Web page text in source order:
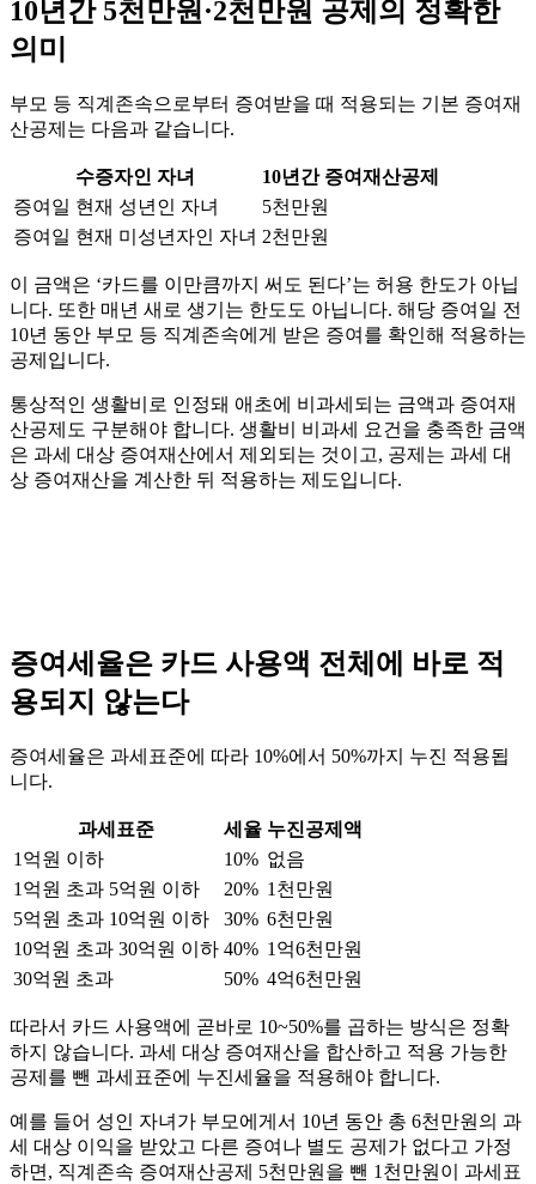
10년간 5천만원·2천만원 공제의 정확한
의미
부모 등 직계존속으로부터 증여받을 때 적용되는 기본 증여재
산공제는 다음과 같습니다.
수증자인 자녀
10년간 증여재산공제
증여일 현재 성년인 자녀
5천만원
증여일 현재 미성년자인 자녀 2천만원
이 금액은 ‘카드를 이만큼까지 써도 된다’는 허용 한도가 아닙
니다. 또한 매년 새로 생기는 한도도 아닙니다. 해당 증여일 전
10년 동안 부모 등 직계존속에게 받은 증여를 확인해 적용하는
공제입니다.
통상적인 생활비로 인정돼 애초에 비과세되는 금액과 증여재
산공제도 구분해야 합니다. 생활비 비과세 요건을 충족한 금액
은 과세 대상 증여재산에서 제외되는 것이고, 공제는 과세 대
상 증여재산을 계산한 뒤 적용하는 제도입니다.
증여세율은 카드 사용액 전체에 바로 적
용되지 않는다
증여세율은 과세표준에 따라 10%에서 50%까지 누진 적용됩
니다.
과세표준 세율 누진공제액
1억원 이하
10% 없음
1억원 초과 5억원 이하
20% 1천만원
5억원 초과 10억원 이하
30% 6천만원
10억원 초과 30억원 이하 40% 1억6천만원
30억원 초과
50% 4억6천만원
따라서 카드 사용액에 곧바로 10~50%를 곱하는 방식은 정확
하지 않습니다. 과세 대상 증여재산을 합산하고 적용 가능한
공제를 뺀 과세표준에 누진세율을 적용해야 합니다.
예를 들어 성인 자녀가 부모에게서 10년 동안 총 6천만원의 과
세 대상 이익을 받았고 다른 증여나 별도 공제가 없다고 가정
하면, 직계존속 증여재산공제 5천만원을 뺀 1천만원이 과세표